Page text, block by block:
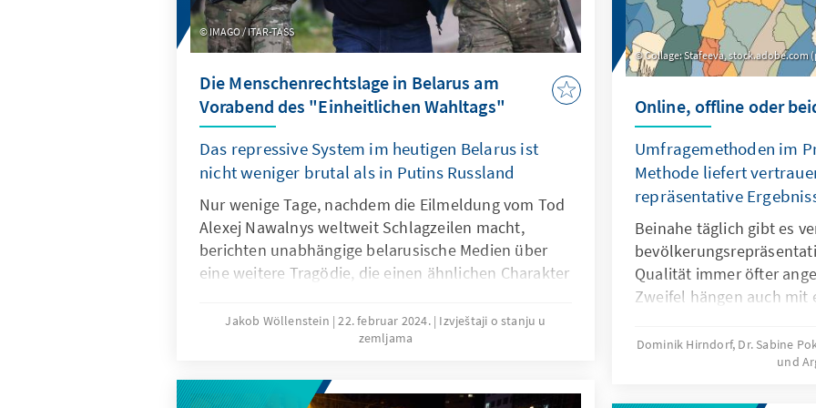
IMAGO / ITAR-TASS
Die Menschenrechtslage in Belarus am
Vorabend des "Einheitlichen Wahltags"
Das repressive System im heutigen Belarus ist
nicht weniger brutal als in Putins Russland
Nur wenige Tage, nachdem die Eilmeldung vom Tod
Alexej Nawalnys weltweit Schlagzeilen macht,
berichten unabhängige belarusische Medien über
eine weitere Tragödie, die einen ähnlichen Charakter
wird. Der politische Gefangene Ihar Lednik starb in
einem Minsker Krankenhaus, nachdem er trotz eines
war vorgeworfen worden, Lukaschenka
Jakob Wöllenstein 22. februar 2024. Izvještaji o stanju u
zemljama
Collage: Stafeeva, stock.adobe.com
Online, offline oder
Umfragemethoden im
Methode liefert
repräsentative
Beinahe täglich gibt es
Qualität immer öfter
Zweifel hängen auch mit
zusammen. Auch
Stichproben aus Online-
Dominik Hirndorf, Dr. Sabine
und